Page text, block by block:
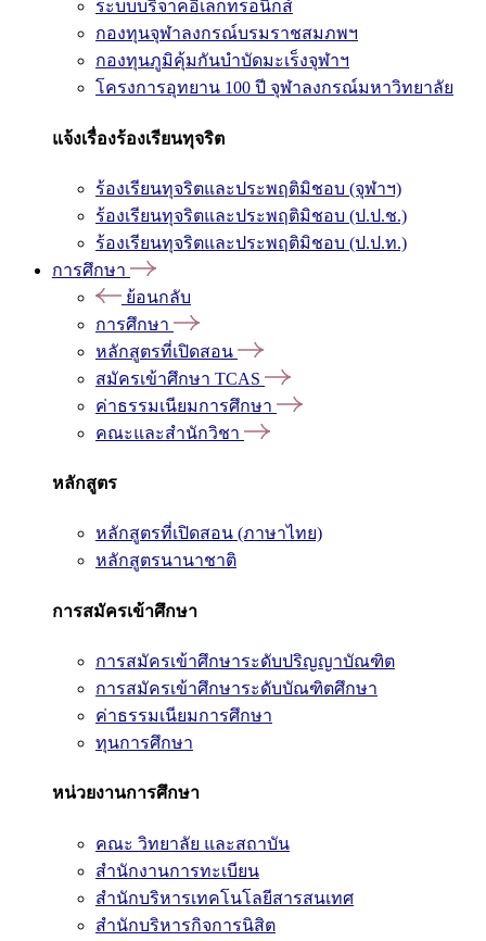
ระบบบริจาคอิเล็กทรอนิกส์
กองทุนจุฬาลงกรณ์บรมราชสมภพฯ
กองทุนภูมิคุ้มกันบำบัดมะเร็งจุฬาฯ
โครงการอุทยาน 100 ปี จุฬาลงกรณ์มหาวิทยาลัย
แจ้งเรื่องร้องเรียนทุจริต
ร้องเรียนทุจริตและประพฤติมิชอบ (จุฬาฯ)
ร้องเรียนทุจริตและประพฤติมิชอบ (ป.ป.ช.)
ร้องเรียนทุจริตและประพฤติมิชอบ (ป.ป.ท.)
การศึกษา
ย้อนกลับ
การศึกษา
หลักสูตรที่เปิดสอน
สมัครเข้าศึกษา TCAS
ค่าธรรมเนียมการศึกษา
คณะและสำนักวิชา
หลักสูตร
หลักสูตรที่เปิดสอน (ภาษาไทย)
หลักสูตรนานาชาติ
การสมัครเข้าศึกษา
การสมัครเข้าศึกษาระดับปริญญาบัณฑิต
การสมัครเข้าศึกษาระดับบัณฑิตศึกษา
ค่าธรรมเนียมการศึกษา
ทุนการศึกษา
หน่วยงานการศึกษา
คณะ วิทยาลัย และสถาบัน
สำนักงานการทะเบียน
สำนักบริหารเทคโนโลยีสารสนเทศ
สำนักบริหารกิจการนิสิต